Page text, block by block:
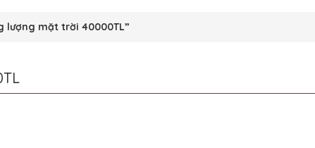
lượng mặt trời 40000TL”